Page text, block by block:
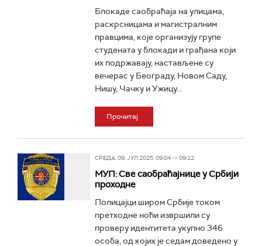
Блокаде саобраћаја на улицама,
раскрсницама и магистралним
правцима, које организују групе
студената у блокади и грађана који
их подржавају, настављене су
вечерас у Београду, Новом Саду,
Нишу, Чачку и Ужицу...
Прочитај
СРЕДА, 09. ЈУЛ 2025, 09:04 -> 09:12
МУП: Све саобраћајнице у Србији
проходне
Полицајци широм Србије током
претходне ноћи извршили су
проверу идентитета укупно 346
особа, од којих је седам доведено у